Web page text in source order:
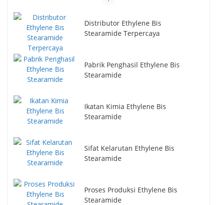
Distributor Ethylene Bis
Stearamide Terpercaya
Pabrik Penghasil Ethylene Bis
Stearamide
Ikatan Kimia Ethylene Bis
Stearamide
Sifat Kelarutan Ethylene Bis
Stearamide
Proses Produksi Ethylene Bis
Stearamide